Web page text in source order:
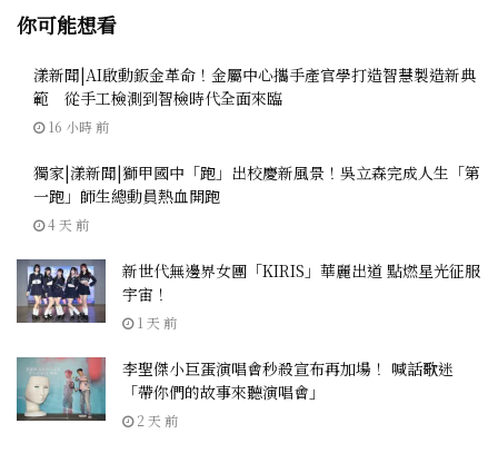
你可能想看
漾新聞|AI啟動鈑金革命！金屬中心攜手產官學打造智慧製造新典
範 從手工檢測到智檢時代全面來臨
16 小時 前
獨家|漾新聞|獅甲國中「跑」出校慶新風景！吳立森完成人生「第
一跑」師生總動員熱血開跑
4 天 前
新世代無邊界女團「KIRIS」華麗出道 點燃星光征服
宇宙！
1 天 前
李聖傑小巨蛋演唱會秒殺宣布再加場！ 喊話歌迷
「帶你們的故事來聽演唱會」
2 天 前